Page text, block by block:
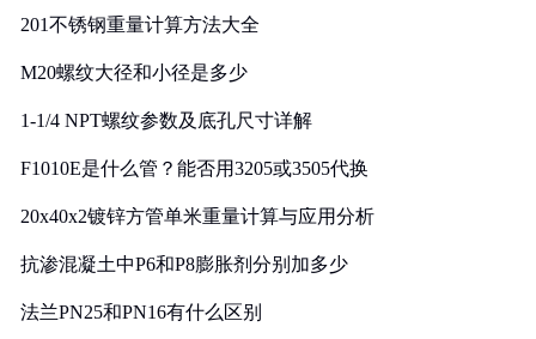
201不锈钢重量计算方法大全
M20螺纹大径和小径是多少
1-1/4 NPT螺纹参数及底孔尺寸详解
F1010E是什么管？能否用3205或3505代换
20x40x2镀锌方管单米重量计算与应用分析
抗渗混凝土中P6和P8膨胀剂分别加多少
法兰PN25和PN16有什么区别